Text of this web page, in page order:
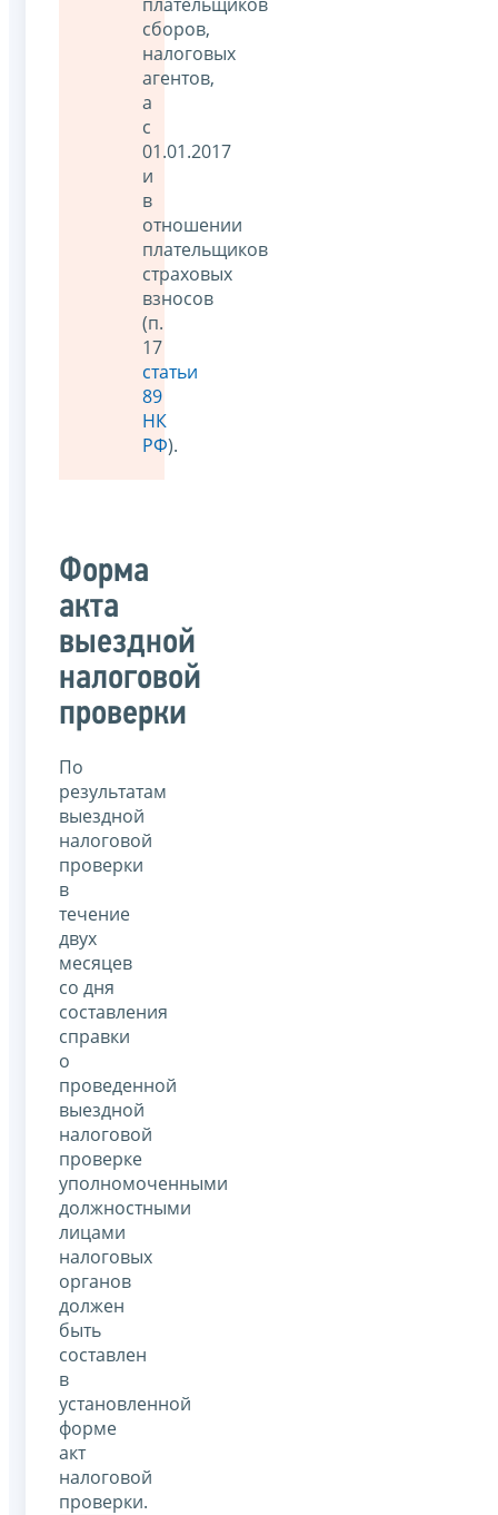
сборов,
налоговых
агентов,
а
с
01.01.2017
и
в
отношении
плательщиков
страховых
взносов
(п.
17
статьи
89
НК
РФ).
Форма
акта
выездной
налоговой
проверки
По
результатам
выездной
налоговой
проверки
в
течение
двух
месяцев
со дня
составления
справки
о
проведенной
выездной
налоговой
проверке
уполномоченными
должностными
лицами
налоговых
органов
должен
быть
составлен
в
установленной
форме
акт
налоговой
проверки.